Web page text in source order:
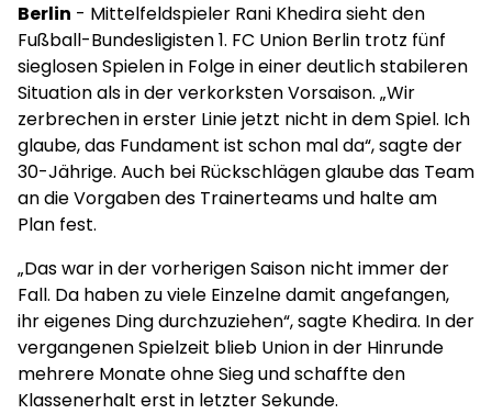
Berlin - Mittelfeldspieler Rani Khedira sieht den
Fußball-Bundesligisten 1. FC Union Berlin trotz fünf
sieglosen Spielen in Folge in einer deutlich stabileren
Situation als in der verkorksten Vorsaison. „Wir
zerbrechen in erster Linie jetzt nicht in dem Spiel. Ich
glaube, das Fundament ist schon mal da“, sagte der
30-Jährige. Auch bei Rückschlägen glaube das Team
an die Vorgaben des Trainerteams und halte am
Plan fest.
„Das war in der vorherigen Saison nicht immer der
Fall. Da haben zu viele Einzelne damit angefangen,
ihr eigenes Ding durchzuziehen“, sagte Khedira. In der
vergangenen Spielzeit blieb Union in der Hinrunde
mehrere Monate ohne Sieg und schaffte den
Klassenerhalt erst in letzter Sekunde.